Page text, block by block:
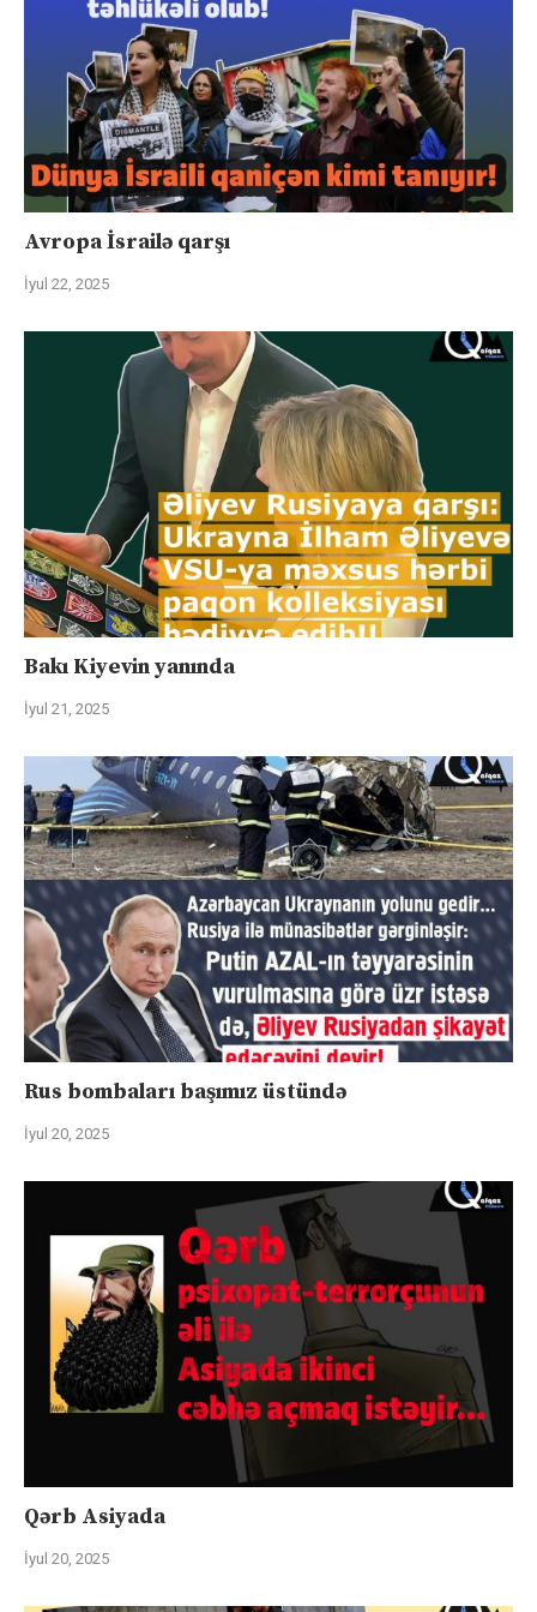
Avropa İsrailə qarşı
İyul 22, 2025
Bakı Kiyevin yanında
İyul 21, 2025
Rus bombaları başımız üstündə
İyul 20, 2025
Qərb Asiyada
İyul 20, 2025